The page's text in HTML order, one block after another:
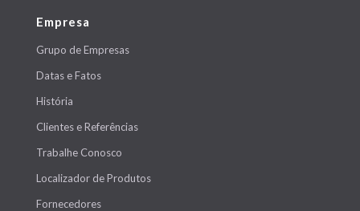
Empresa
Grupo de Empresas
Datas e Fatos
História
Clientes e Referências
Trabalhe Conosco
Localizador de Produtos
Fornecedores